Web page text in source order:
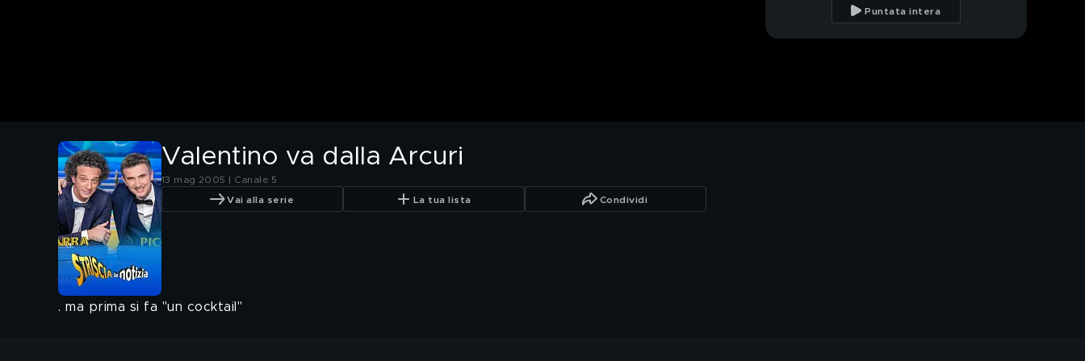
Prestigiacomo
Puntata intera
Valentino va dalla Arcuri
13 mag 2005 | Canale 5
Vai alla serie La tua lista Condividi
. ma prima si fa "un cocktail"